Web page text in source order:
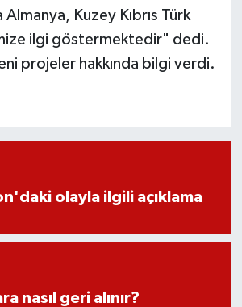
Kuzey Kıbrıs Türk
ilgi göstermektedir" dedi.
projeler hakkında bilgi verdi.
olayla ilgili açıklama
nasıl geri alınır?